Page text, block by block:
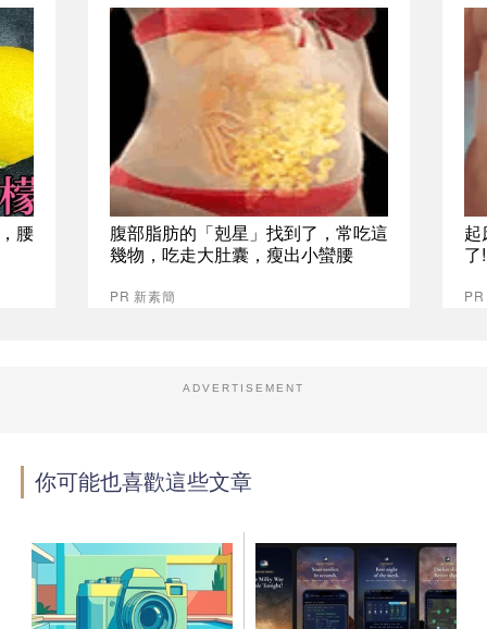
腰
腹部脂肪的「剋星」找到了，常吃這
幾物，吃走大肚囊，瘦出小蠻腰
PR 新素簡
起
了
ADVERTISEMENT
你可能也喜歡這些文章